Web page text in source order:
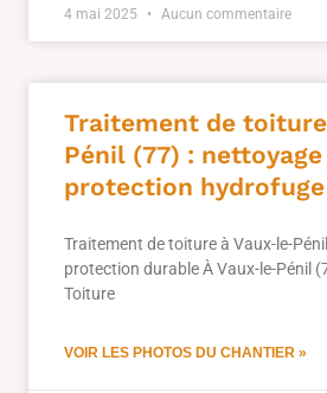
4 mai 2025 Aucun commentaire
Traitement de
Pénil (77) :
protection hydrofuge
Traitement de toiture à Vaux-le-
protection durable À Vaux-le-Pénil
Toiture
VOIR LES PHOTOS DU CHANTIER »